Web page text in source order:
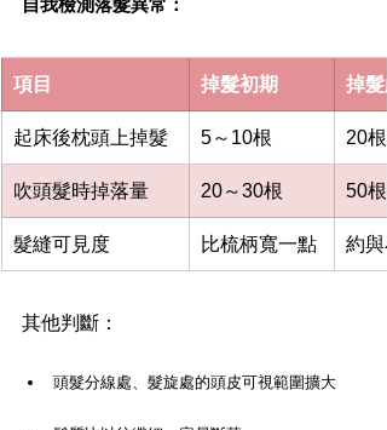
項目 掉髮初期 掉髮
起床後枕頭上掉髮 5～10根 20根
吹頭髮時掉落量 20～30根 50根
髮縫可見度 比梳柄寬一點 約與
其他判斷：
頭髮分線處、髮旋處的頭皮可視範圍擴大